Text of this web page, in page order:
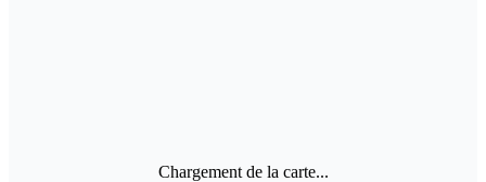
Chargement de la carte...